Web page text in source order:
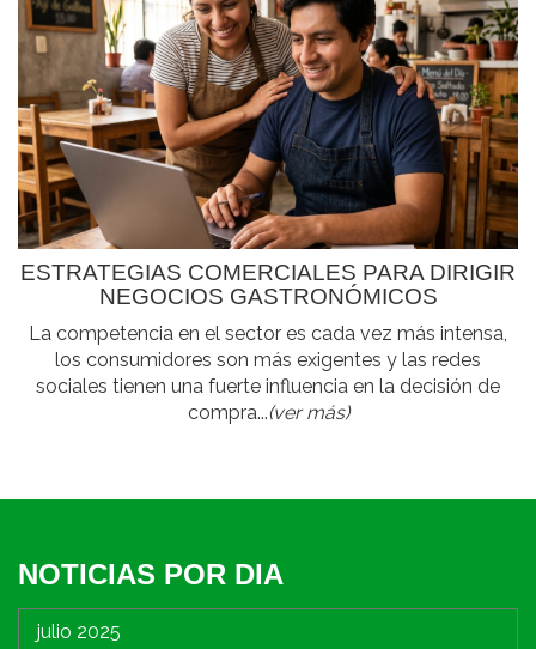
ESTRATEGIAS COMERCIALES PARA DIRIGIR
NEGOCIOS GASTRONÓMICOS
La competencia en el sector es cada vez más intensa,
los consumidores son más exigentes y las redes
sociales tienen una fuerte influencia en la decisión de
compra...(ver más)
NOTICIAS POR DIA
julio 2025